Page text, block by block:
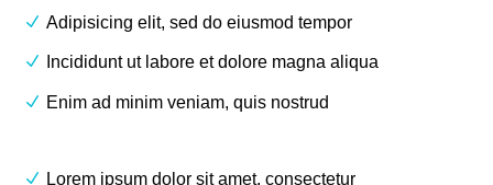
Adipisicing elit, sed do eiusmod tempor
Incididunt ut labore et dolore magna aliqua
Enim ad minim veniam, quis nostrud
Lorem ipsum dolor sit amet, consectetur